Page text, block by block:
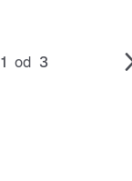
1 od 3